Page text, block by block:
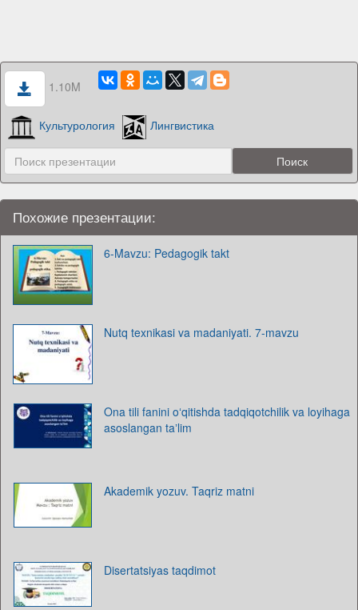
1.10M
Культурология Лингвистика
Похожие презентации:
6-Mavzu: Pedagogik takt
Nutq texnikasi va madaniyati. 7-mavzu
Ona tili fanini oʻqitishda tadqiqotchilik va loyihaga
asoslangan taʼlim
Akademik yozuv. Taqriz matni
Disertatsiyas taqdimot